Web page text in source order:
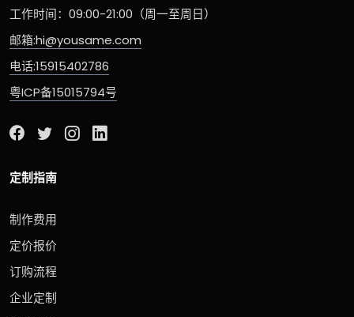
工作时间：09:00-21:00（周一至周日）
邮箱:hi@yousame.com
电话:15915402786
粤ICP备15015794号
定制指南
制作费用
定价报价
订购流程
企业定制